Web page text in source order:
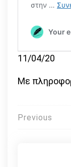
11/04/20
Με
Previous